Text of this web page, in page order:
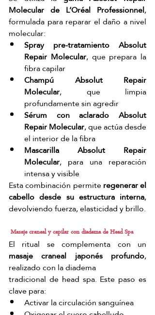
Molecular de L’Oréal Professionnel,
formulada para reparar el daño a nivel
molecular:
Spray pre-tratamiento Absolut
Repair Molecular, que prepara la
fibra capilar
Champú Absolut Repair
Molecular, que limpia
profundamente sin agredir
Sérum con aclarado Absolut
Repair Molecular, que actúa desde
el interior de la fibra
Mascarilla Absolut Repair
Molecular, para una reparación
intensa y visible
Esta combinación permite regenerar el
cabello desde su estructura interna,
devolviendo fuerza, elasticidad y brillo.
Masaje craneal y capilar con diadema de Head Spa
masaje craneal japonés profundo,
realizado con la diadema
tradicional de head spa. Este paso es
clave para:
Activar la circulación sanguínea